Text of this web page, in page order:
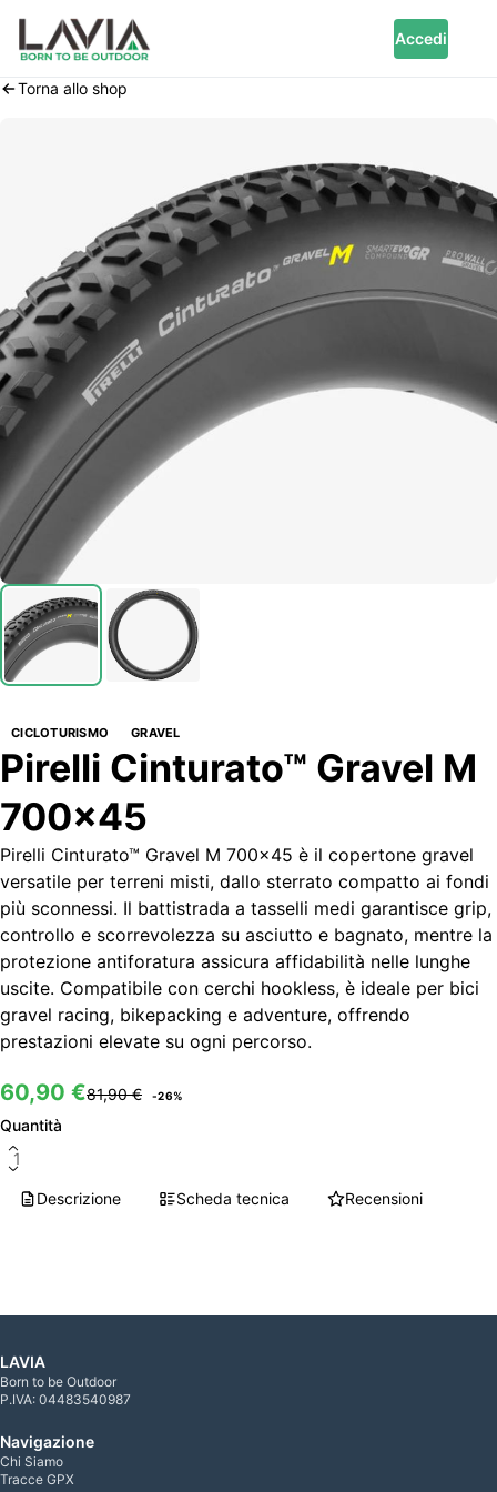
Accedi
Torna allo shop
CICLOTURISMO GRAVEL
Pirelli Cinturato™ Gravel M
700x45
Pirelli Cinturato™ Gravel M 700x45 è il copertone gravel
versatile per terreni misti, dallo sterrato compatto ai fondi
più sconnessi. Il battistrada a tasselli medi garantisce grip,
controllo e scorrevolezza su asciutto e bagnato, mentre la
protezione antiforatura assicura affidabilità nelle lunghe
uscite. Compatibile con cerchi hookless, è ideale per bici
gravel racing, bikepacking e adventure, offrendo
prestazioni elevate su ogni percorso.
60,90 €81,90 € -26%
Quantità
Descrizione Scheda tecnica Recensioni
LAVIA
Born to be Outdoor
P.IVA: 04483540987
Navigazione
Chi Siamo
Tracce GPX